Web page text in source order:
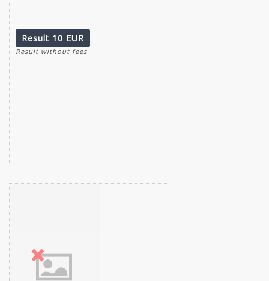
Result 10 EUR
Result without fees